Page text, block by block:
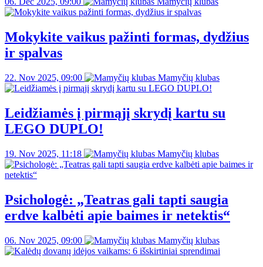
Mokykite vaikus pažinti formas, dydžius
ir spalvas
22. Nov 2025, 09:00 Mamyčių klubas
Leidžiamės į pirmąjį skrydį kartu su
LEGO DUPLO!
19. Nov 2025, 11:18 Mamyčių klubas
Psichologė: „Teatras gali tapti saugia
erdve kalbėti apie baimes ir netektis“
06. Nov 2025, 09:00 Mamyčių klubas